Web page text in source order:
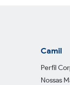
Camil
Perfil
Nossas